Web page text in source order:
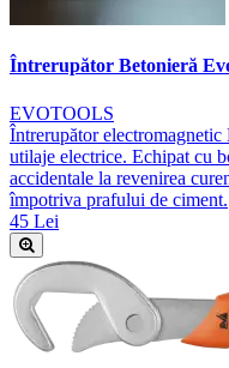
Întrerupător Betonieră
EVOTOOLS
Întrerupător
utilaje electrice. Echipat cu
accidentale la revenirea
împotriva prafului de ciment.
45 Lei